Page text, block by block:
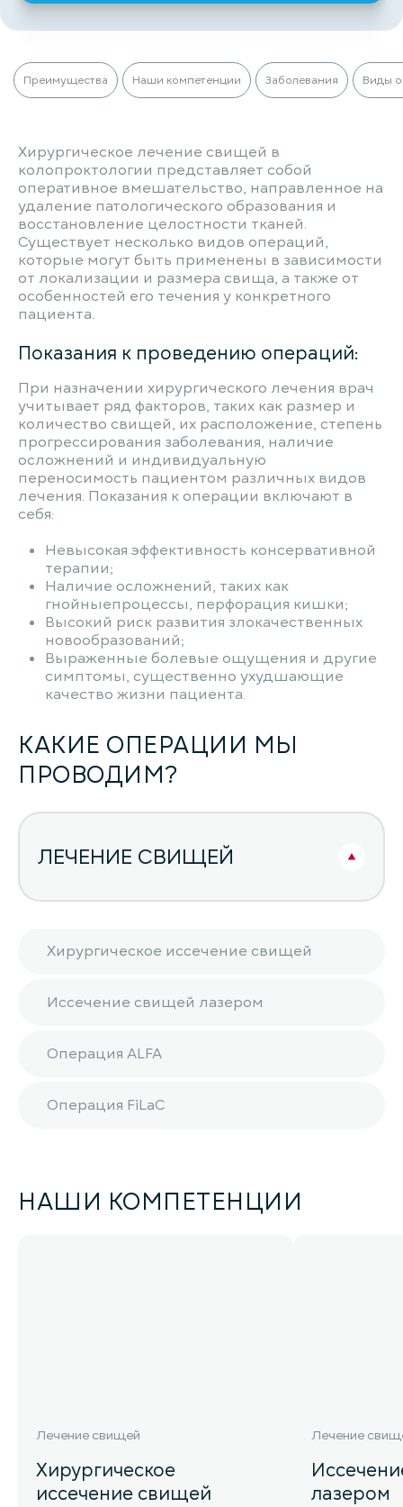
Преимущества Наши компетенции Заболевания Виды
Хирургическое лечение свищей в
колопроктологии представляет собой
оперативное вмешательство, направленное на
удаление патологического образования и
восстановление целостности тканей.
Существует несколько видов операций,
которые могут быть применены в зависимости
от локализации и размера свища, а также от
особенностей его течения у конкретного
пациента.
Показания к проведению операций:
При назначении хирургического лечения врач
учитывает ряд факторов, таких как размер и
количество свищей, их расположение, степень
прогрессирования заболевания, наличие
осложнений и индивидуальную
переносимость пациентом различных видов
лечения. Показания к операции включают в
себя:
Невысокая эффективность консервативной
терапии;
Наличие осложнений, таких как
гнойныепроцессы, перфорация кишки;
Высокий риск развития злокачественных
новообразований;
Выраженные болевые ощущения и другие
симптомы, существенно ухудшающие
качество жизни пациента.
КАКИЕ ОПЕРАЦИИ МЫ
ПРОВОДИМ?
ЛЕЧЕНИЕ СВИЩЕЙ
Хирургическое иссечение свищей
Иссечение свищей лазером
Операция ALFA
Операция FiLaC
НАШИ КОМПЕТЕНЦИИ
Лечение свищей
Хирургическое
иссечение свищей
Лечение
лазером